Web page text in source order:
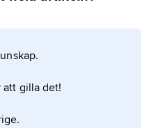
att gilla det!